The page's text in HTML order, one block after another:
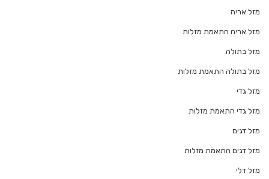
מזל אריה
מזל אריה התאמת מזלות
מזל בתולה
מזל בתולה התאמת מזלות
מזל גדי
מזל גדי התאמת מזלות
מזל דגים
מזל דגים התאמת מזלות
מזל דלי